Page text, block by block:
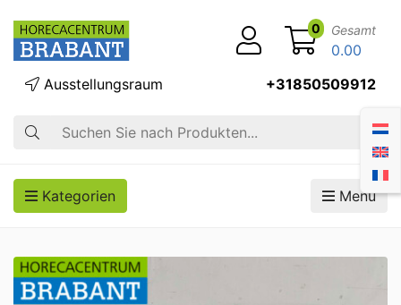
Suche
Ausstellungsraum +31850509912
0 Gesamt
0.00
Kategorien Menü